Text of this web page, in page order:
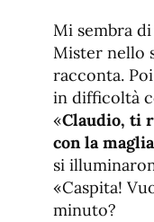
Mi sembra
Mister nello
racconta.
in difficoltà
«Claudio, ti
con la
si
«Caspita!
minuto?